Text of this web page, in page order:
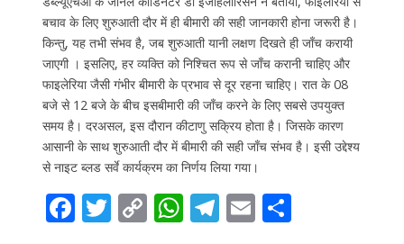
बचाव के लिए शुरुआती दौर में ही बीमारी की सही जानकारी होना जरूरी है।
किन्तु, यह तभी संभव है, जब शुरुआती यानी लक्षण दिखते ही जाँच करायी
जाएगी । इसलिए, हर व्यक्ति को निश्चित रूप से जाँच करानी चाहिए और
फाइलेरिया जैसी गंभीर बीमारी के प्रभाव से दूर रहना चाहिए। रात के 08
बजे से 12 बजे के बीच इसबीमारी की जाँच करने के लिए सबसे उपयुक्त
समय है। दरअसल, इस दौरान कीटाणु सक्रिय होता है। जिसके कारण
आसानी के साथ शुरुआती दौर में बीमारी की सही जाँच संभव है। इसी उद्देश्य
से नाइट ब्लड सर्वे कार्यक्रम का निर्णय लिया गया।
F T C W T E S